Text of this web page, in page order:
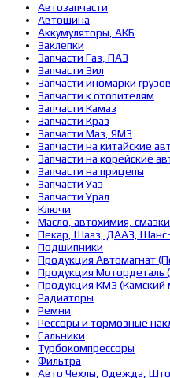
Автозапчасти
Автошина
Аккумуляторы, АКБ
Заклепки
Запчасти Газ, ПАЗ
Запчасти Зил
Запчасти иномарки
Запчасти к отопителям
Запчасти Камаз
Запчасти Краз
Запчасти Маз, ЯМЗ
Запчасти на китайские
Запчасти на корейские
Запчасти на прицепы
Запчасти Уаз
Запчасти Урал
Ключи
Масло, автохимия, смазки
Пекар, Шааз, ДААЗ,
Подшипники
Продукция Автомагнат
Продукция Мотордеталь
Продукция КМЗ (Камский
Радиаторы
Ремни
Рессоры и тормозные
Сальники
Турбокомпрессоры
Фильтра
Авто Чехлы, Одежда,